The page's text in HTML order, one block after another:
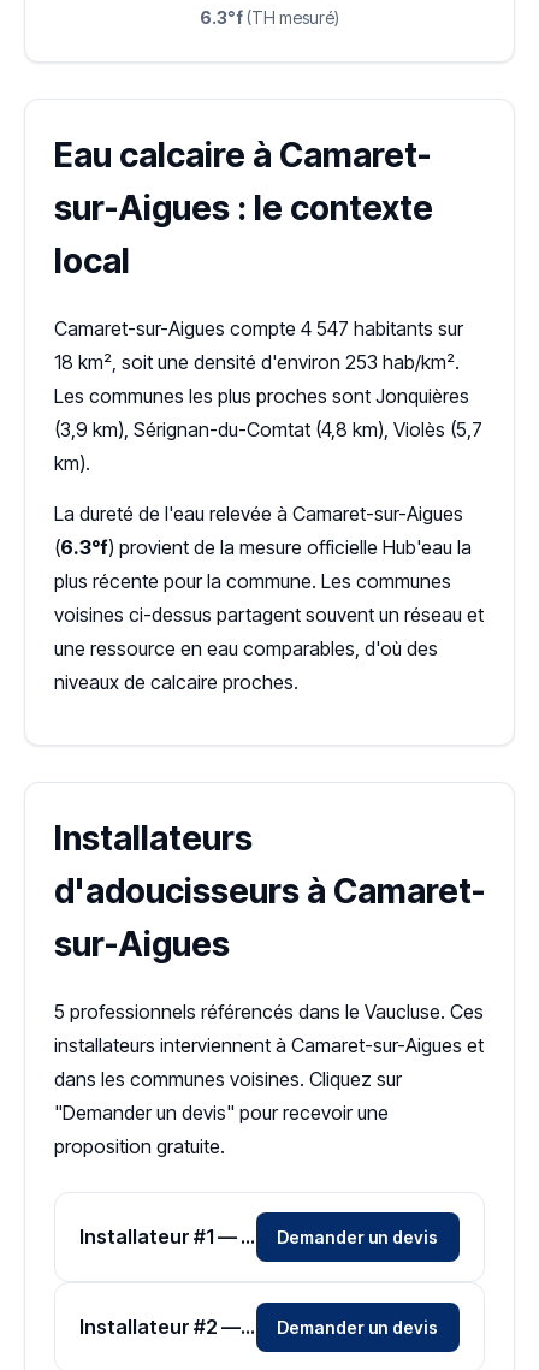
6.3°f (TH mesuré)
Eau calcaire à Camaret-
sur-Aigues : le contexte
local
Camaret-sur-Aigues compte 4 547 habitants sur
18 km², soit une densité d'environ 253 hab/km².
Les communes les plus proches sont Jonquières
(3,9 km), Sérignan-du-Comtat (4,8 km), Violès (5,7
km).
La dureté de l'eau relevée à Camaret-sur-Aigues
(6.3°f) provient de la mesure officielle Hub'eau la
plus récente pour la commune. Les communes
voisines ci-dessus partagent souvent un réseau et
une ressource en eau comparables, d'où des
niveaux de calcaire proches.
Installateurs
d'adoucisseurs à Camaret-
sur-Aigues
5 professionnels référencés dans le Vaucluse. Ces
installateurs interviennent à Camaret-sur-Aigues et
dans les communes voisines. Cliquez sur
"Demander un devis" pour recevoir une
proposition gratuite.
Installateur #1 — Zone Vaucluse Demander un devis
Installateur #2 — Zone Vaucluse Demander un devis